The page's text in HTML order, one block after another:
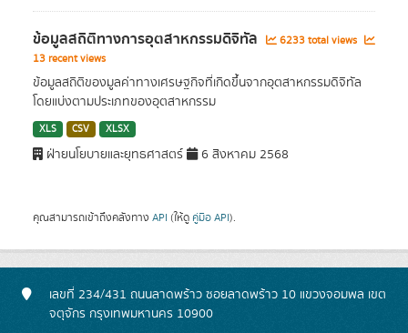
ข้อมูลสถิติทางการอุตสาหกรรมดิจิทัล
6233 total views
13 recent views
ข้อมูลสถิติของมูลค่าทางเศรษฐกิจที่เกิดขึ้นจากอุตสาหกรรมดิจิทัล
โดยแบ่งตามประเภทของอุตสาหกรรม
XLS CSV XLSX
ฝ่ายนโยบายและยุทธศาสตร์ 6 สิงหาคม 2568
คุณสามารถเข้าถึงคลังทาง API (ให้ดู คู่มือ API).
เลขที่ 234/431 ถนนลาดพร้าว ซอยลาดพร้าว 10 แขวงจอมพล เขต
จตุจักร กรุงเทพมหานคร 10900